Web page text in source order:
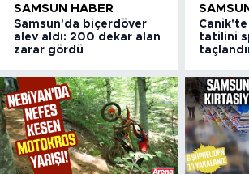
SAMSUN HABER
Samsun'da biçerdöver
alev aldı: 200 dekar alan
zarar gördü
tatilini